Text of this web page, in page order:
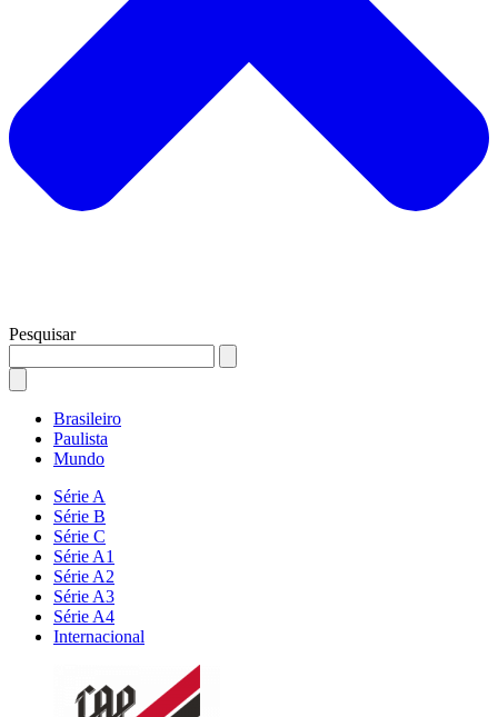
Pesquisar
Brasileiro
Paulista
Mundo
Série A
Série B
Série C
Série A1
Série A2
Série A3
Série A4
Internacional